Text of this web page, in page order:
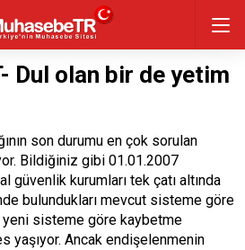
Dul olan bir de yetim
son durumu en çok sorulan
Bildiğiniz gibi 01.01.2007
güvenlik kurumları tek çatı altında
bulundukları mevcut sisteme göre
yeni sisteme göre kaybetme
yaşıyor. Ancak endişelenmenin